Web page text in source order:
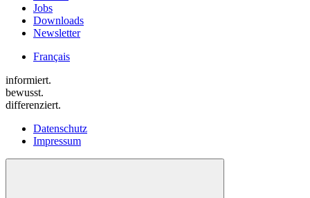
Jobs
Downloads
Newsletter
Français
informiert.
bewusst.
differenziert.
Datenschutz
Impressum